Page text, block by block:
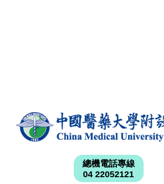
總機電話專線
04 22052121